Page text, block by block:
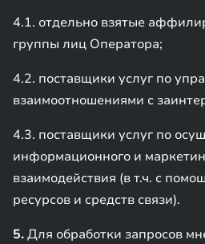
4.1. отдельно взятые
группы лиц Оператора;
4.2. поставщики услуг по
взаимоотношениями с
4.3. поставщики услуг по
информационного и
взаимодействия (в т.ч. с
ресурсов и средств связи).
5.Для обработки запросов